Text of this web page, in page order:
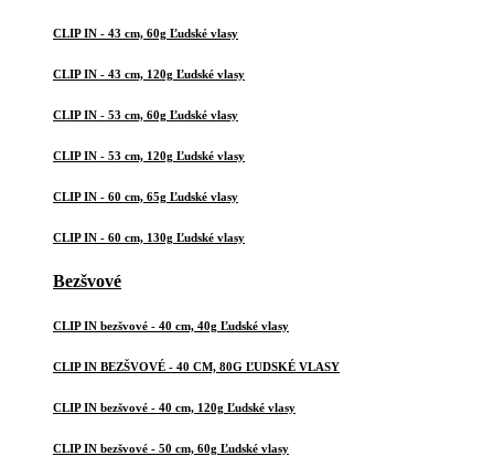
CLIP IN - 43 cm, 60g Ľudské vlasy
CLIP IN - 43 cm, 120g Ľudské vlasy
CLIP IN - 53 cm, 60g Ľudské vlasy
CLIP IN - 53 cm, 120g Ľudské vlasy
CLIP IN - 60 cm, 65g Ľudské vlasy
CLIP IN - 60 cm, 130g Ľudské vlasy
Bezšvové
CLIP IN bezšvové - 40 cm, 40g Ľudské vlasy
CLIP IN BEZŠVOVÉ - 40 CM, 80G ĽUDSKÉ VLASY
CLIP IN bezšvové - 40 cm, 120g Ľudské vlasy
CLIP IN bezšvové - 50 cm, 60g Ľudské vlasy